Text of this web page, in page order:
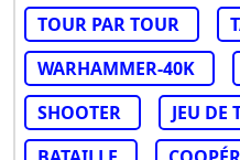
TOUR PAR TOUR
WARHAMMER-40K
SHOOTER
JEU DE